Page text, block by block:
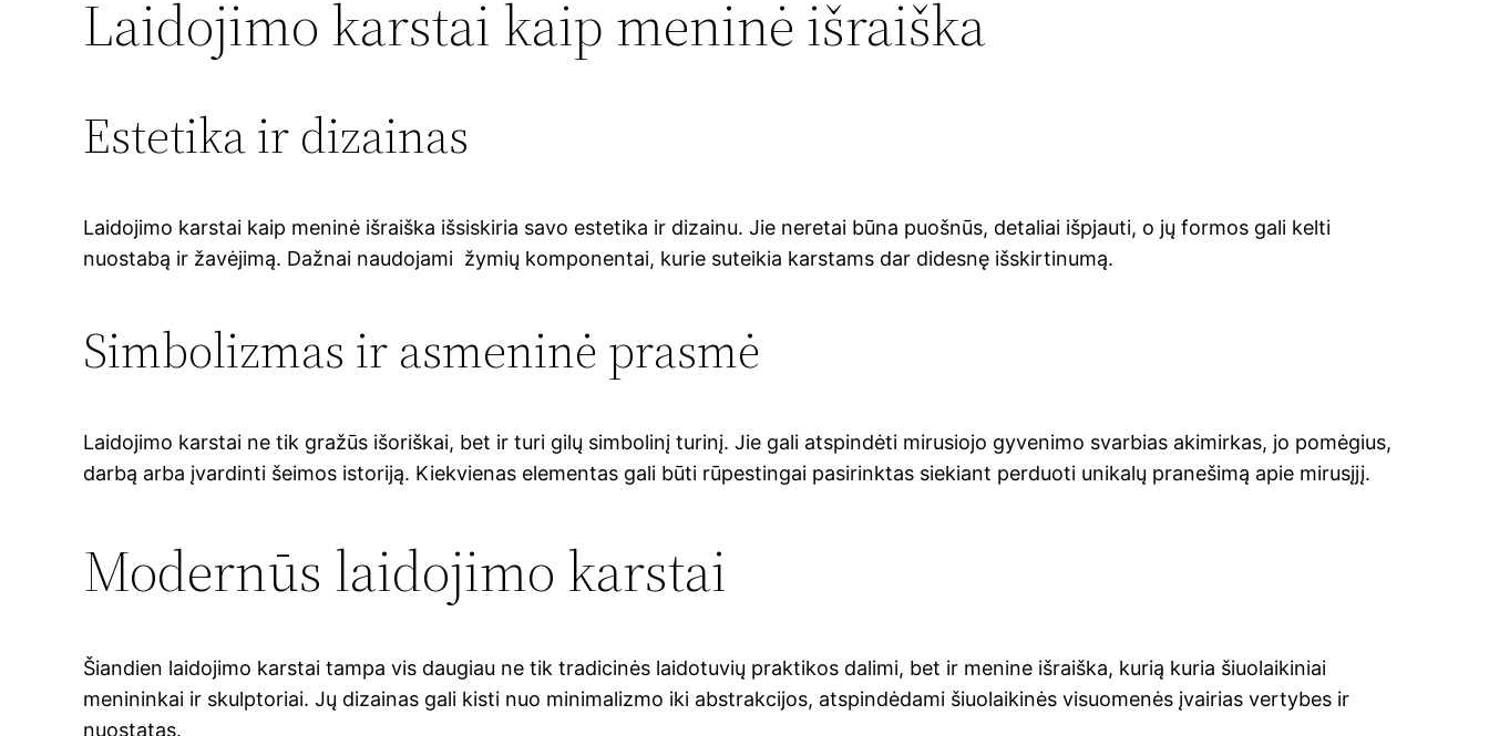
Laidojimo karstai kaip meninė išraiška
Estetika ir dizainas
Laidojimo karstai kaip meninė išraiška išsiskiria savo estetika ir dizainu. Jie neretai būna puošnūs, detaliai išpjauti, o jų formos gali kelti
nuostabą ir žavėjimą. Dažnai naudojami žymių komponentai, kurie suteikia karstams dar didesnę išskirtinumą.
Simbolizmas ir asmeninė prasmė
Laidojimo karstai ne tik gražūs išoriškai, bet ir turi gilų simbolinį turinį. Jie gali atspindėti mirusiojo gyvenimo svarbias akimirkas, jo pomėgius,
darbą arba įvardinti šeimos istoriją. Kiekvienas elementas gali būti rūpestingai pasirinktas siekiant perduoti unikalų pranešimą apie mirusįjį.
Modernūs laidojimo karstai
Šiandien laidojimo karstai tampa vis daugiau ne tik tradicinės laidotuvių praktikos dalimi, bet ir menine išraiška, kurią kuria šiuolaikiniai
menininkai ir skulptoriai. Jų dizainas gali kisti nuo minimalizmo iki abstrakcijos, atspindėdami šiuolaikinės visuomenės įvairias vertybes ir
nuostatas.